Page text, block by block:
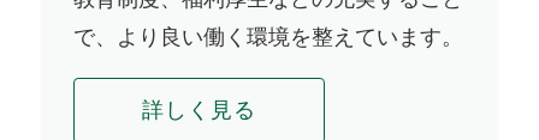
で、より良い働く環境を整えています。
詳しく見る